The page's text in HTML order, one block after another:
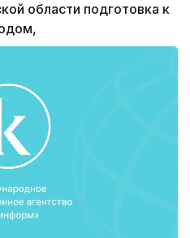
области подготовка к